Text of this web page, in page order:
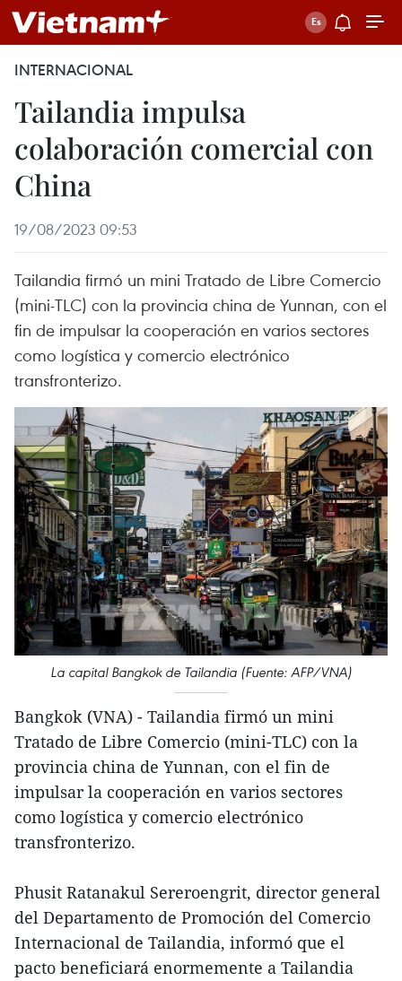
INTERNACIONAL
Tailandia impulsa
colaboración comercial con
China
19/08/2023 09:53
Tailandia firmó un mini Tratado de Libre Comercio
(mini-TLC) con la provincia china de Yunnan, con el
fin de impulsar la cooperación en varios sectores
como logística y comercio electrónico
transfronterizo.
La capital Bangkok de Tailandia (Fuente: AFP/VNA)
Bangkok (VNA) - Tailandia firmó un mini
Tratado de Libre Comercio (mini-TLC) con la
provincia china de Yunnan, con el fin de
impulsar la cooperación en varios sectores
como logística y comercio electrónico
transfronterizo.
Phusit Ratanakul Sereroengrit, director general
del Departamento de Promoción del Comercio
Internacional de Tailandia, informó que el
pacto beneficiará enormemente a Tailandia